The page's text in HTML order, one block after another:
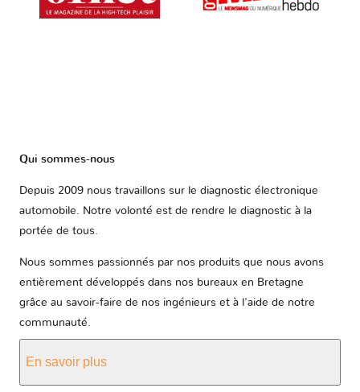
Qui sommes-nous
Depuis 2009 nous travaillons sur le diagnostic électronique
automobile. Notre volonté est de rendre le diagnostic à la
portée de tous.
Nous sommes passionnés par nos produits que nous avons
entièrement développés dans nos bureaux en Bretagne
grâce au savoir-faire de nos ingénieurs et à l'aide de notre
communauté.
En savoir plus